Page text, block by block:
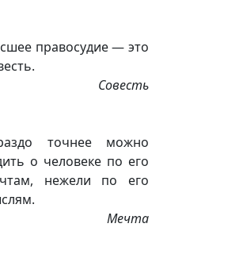
правосудие — это
Совесть
точнее можно
о человеке по его
нежели по его
Мечта